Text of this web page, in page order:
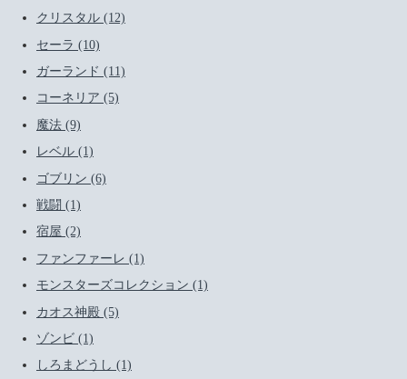
クリスタル (12)
セーラ (10)
ガーランド (11)
コーネリア (5)
魔法 (9)
レベル (1)
ゴブリン (6)
戦闘 (1)
宿屋 (2)
ファンファーレ (1)
モンスターズコレクション (1)
カオス神殿 (5)
ゾンビ (1)
しろまどうし (1)